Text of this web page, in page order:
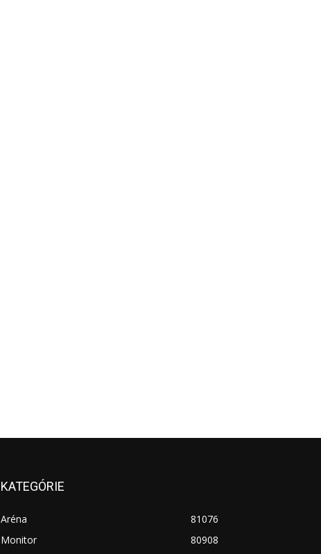
KATEGÓRIE
Aréna
81076
Monitor
80908